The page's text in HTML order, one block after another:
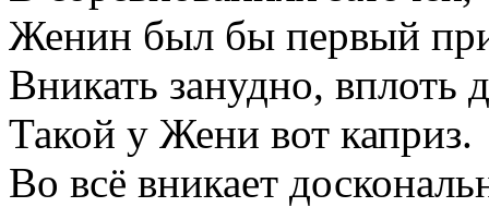
Женин был бы первый
Вникать занудно, вплоть
Такой у Жени вот каприз.
Во всё вникает